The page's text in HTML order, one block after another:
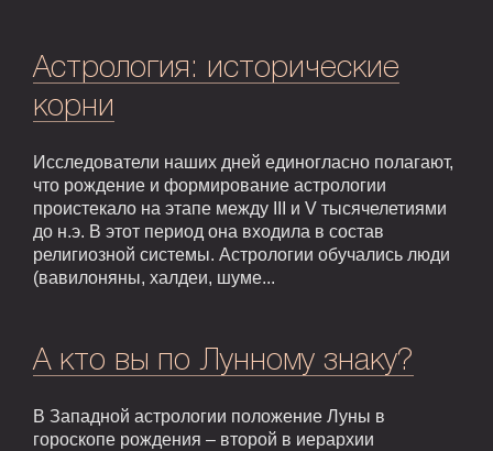
Астрология: исторические
корни
Исследователи наших дней единогласно полагают,
что рождение и формирование астрологии
проистекало на этапе между III и V тысячелетиями
до н.э. В этот период она входила в состав
религиозной системы. Астрологии обучались люди
(вавилоняны, халдеи, шуме...
А кто вы по Лунному знаку?
В Западной астрологии положение Луны в
гороскопе рождения – второй в иерархии